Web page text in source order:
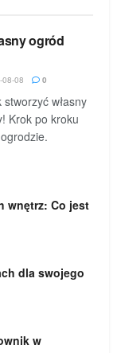
ogród
08 0
własny
Krok po kroku
wnętrz: Co jest
dla swojego
w